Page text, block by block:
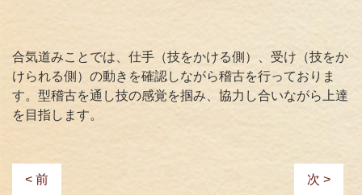
合気道みことでは、仕手（技をかける側）、受け（技をか
けられる側）の動きを確認しながら稽古を行っておりま
す。型稽古を通し技の感覚を掴み、協力し合いながら上達
を目指します。
< 前 次 >